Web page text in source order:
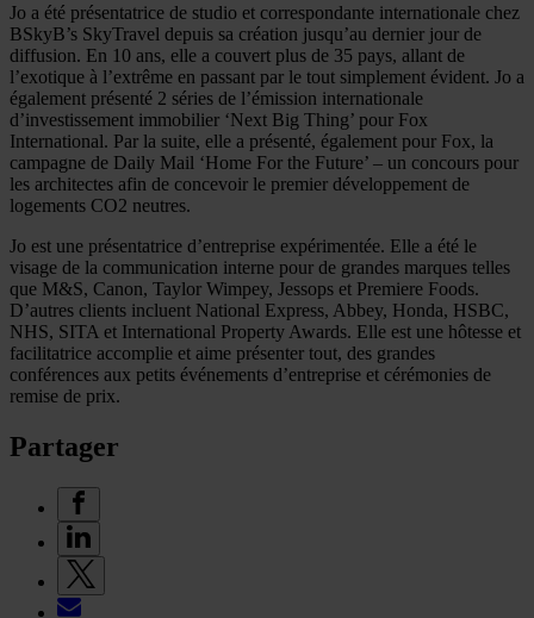
Jo a été présentatrice de studio et correspondante internationale chez
BSkyB’s SkyTravel depuis sa création jusqu’au dernier jour de
diffusion. En 10 ans, elle a couvert plus de 35 pays, allant de
l’exotique à l’extrême en passant par le tout simplement évident. Jo a
également présenté 2 séries de l’émission internationale
d’investissement immobilier ‘Next Big Thing’ pour Fox
International. Par la suite, elle a présenté, également pour Fox, la
campagne de Daily Mail ‘Home For the Future’ – un concours pour
les architectes afin de concevoir le premier développement de
logements CO2 neutres.
Jo est une présentatrice d’entreprise expérimentée. Elle a été le
visage de la communication interne pour de grandes marques telles
que M&S, Canon, Taylor Wimpey, Jessops et Premiere Foods.
D’autres clients incluent National Express, Abbey, Honda, HSBC,
NHS, SITA et International Property Awards. Elle est une hôtesse et
facilitatrice accomplie et aime présenter tout, des grandes
conférences aux petits événements d’entreprise et cérémonies de
remise de prix.
Partager